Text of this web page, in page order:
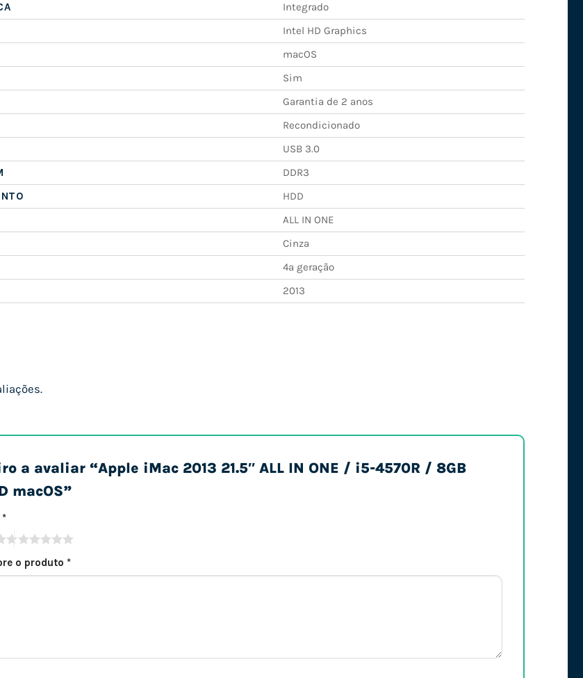
Integrado
Intel HD Graphics
macOS
Sim
Garantia de 2 anos
Recondicionado
USB 3.0
DDR3
HDD
ALL IN ONE
Cinza
4ª geração
2013
a avaliar “Apple iMac 2013 21.5″ ALL IN ONE / i5-4570R / 8GB
macOS”
*
o produto *